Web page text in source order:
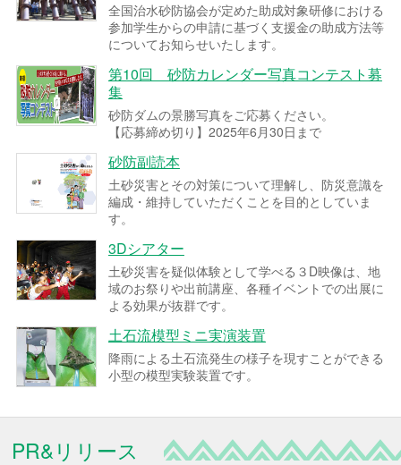
全国治水砂防協会が定めた助成対象研修における
参加学生からの申請に基づく支援金の助成方法等
についてお知らせいたします。
第10回 砂防カレンダー写真コンテスト募
集
砂防ダムの景勝写真をご応募ください。
【応募締め切り】2025年6月30日まで
砂防副読本
土砂災害とその対策について理解し、防災意識を
編成・維持していただくことを目的としていま
す。
3Dシアター
土砂災害を疑似体験として学べる３D映像は、地
域のお祭りや出前講座、各種イベントでの出展に
よる効果が抜群です。
土石流模型ミニ実演装置
降雨による土石流発生の様子を現すことができる
小型の模型実験装置です。
PR&リリース